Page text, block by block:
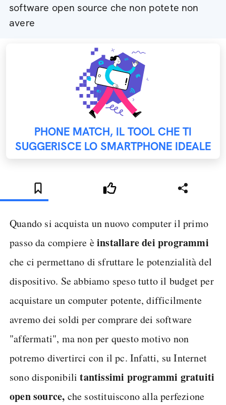
software open source che non potete non
avere
PHONE MATCH, IL TOOL CHE TI
SUGGERISCE LO SMARTPHONE IDEALE
Quando si acquista un nuovo computer il primo
passo da compiere èinstallare dei programmi
che ci permettano di sfruttare le potenzialità del
dispositivo. Se abbiamo speso tutto il budget per
acquistare un computer potente, difficilmente
avremo dei soldi per comprare dei software
"affermati", ma non per questo motivo non
potremo divertirci con il pc. Infatti, su Internet
sono disponibilitantissimi programmi gratuiti
open source, che sostituiscono alla perfezione